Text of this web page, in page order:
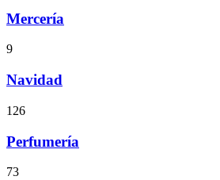
Mercería
9
Navidad
126
Perfumería
73